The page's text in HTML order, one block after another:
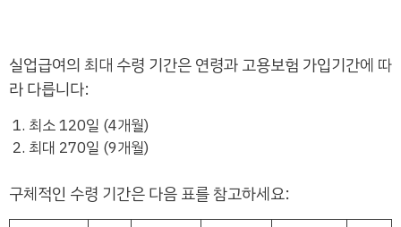
실업급여의 최대 수령 기간은 연령과 고용보험 가입기간에 따
라 다릅니다:
최소 120일 (4개월)
최대 270일 (9개월)
구체적인 수령 기간은 다음 표를 참고하세요: